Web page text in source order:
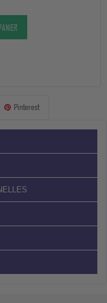
Pinterest